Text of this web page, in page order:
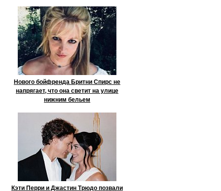
Нового бойфренда Бритни Спирс не
напрягает, что она светит на улице
нижним бельем
Кэти Перри и Джастин Трюдо позвали